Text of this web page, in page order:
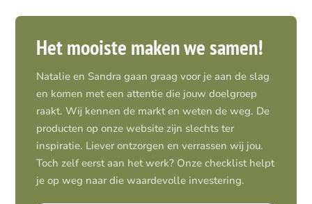
Het mooiste maken we samen!
Natalie en Sandra gaan graag voor je aan de slag
en komen met een attentie die jouw doelgroep
raakt. Wij kennen de markt en weten de weg. De
producten op onze website zijn slechts ter
inspiratie. Liever ontzorgen en verrassen wij jou.
Toch zelf eerst aan het werk? Onze checklist helpt
je op weg naar die waardevolle investering.